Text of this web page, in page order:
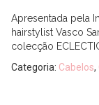
Apresentada pela
hairstylist Vasco
colecção
Categoria: Cabelos,